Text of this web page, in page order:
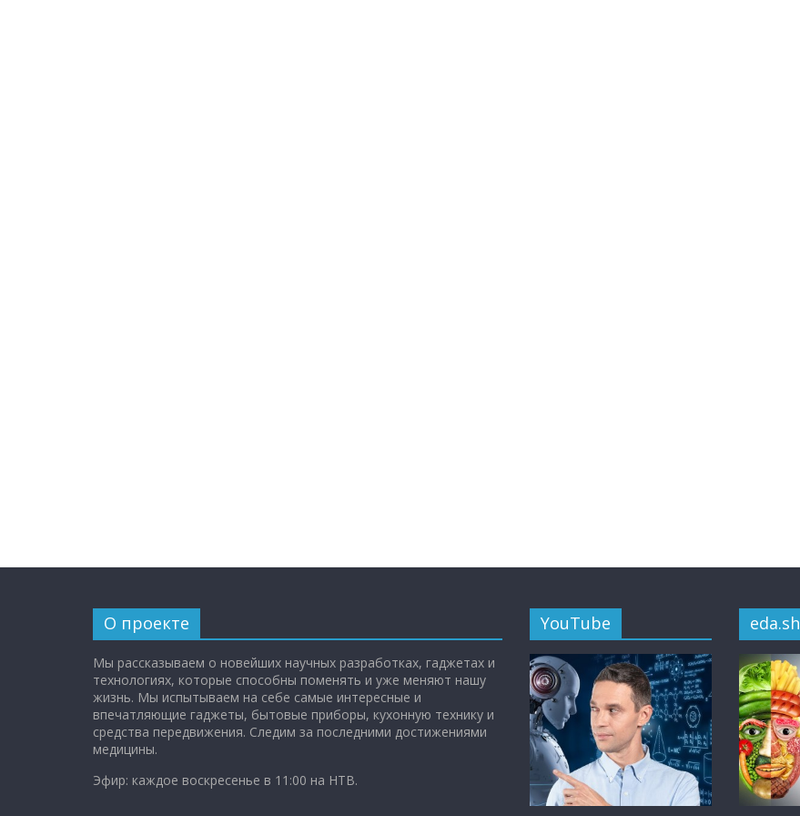
О проекте
Мы рассказываем о новейших научных разработках, гаджетах и
технологиях, которые способны поменять и уже меняют нашу
жизнь. Мы испытываем на себе самые интересные и
впечатляющие гаджеты, бытовые приборы, кухонную технику и
средства передвижения. Следим за последними достижениями
медицины.
Эфир: каждое воскресенье в 11:00 на НТВ.
YouTube